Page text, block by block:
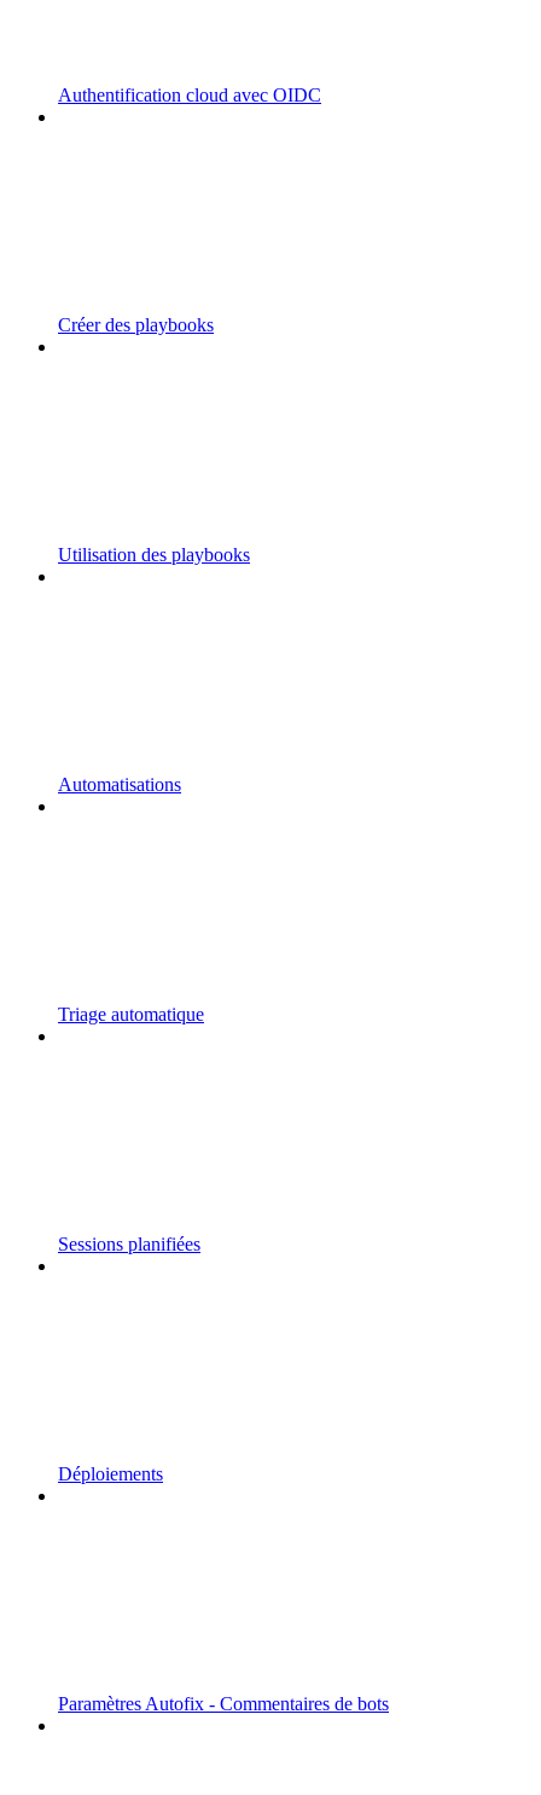
Authentification cloud avec OIDC
Créer des playbooks
Utilisation des playbooks
Automatisations
Triage automatique
Sessions planifiées
Déploiements
Paramètres Autofix - Commentaires de bots